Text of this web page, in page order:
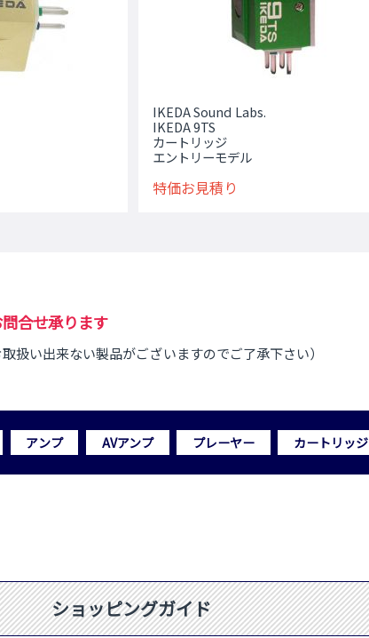
IKEDA Sound Labs.
IKEDA 9TS
カートリッジ
エントリーモデル
特価お見積り
合せ承ります
い出来ない製品がございますのでご了承下さい）
アンプ AVアンプ プレーヤー カートリッジ
ショッピングガイド